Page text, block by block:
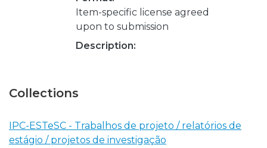
Item-specific license agreed
upon to submission
Description:
Collections
IPC-ESTeSC - Trabalhos de projeto / relatórios de
estágio / projetos de investigação